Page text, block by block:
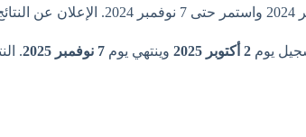
يوم 2 أكتوبر 2025 وينتهي يوم 7 نوفمبر 2025 .